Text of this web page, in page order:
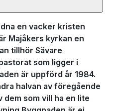
en vacker kristen
Majåkers kyrkan en
tillhör Sävare
som ligger i
är uppförd år 1984.
halvan av föregående
dem som vill ha en lite